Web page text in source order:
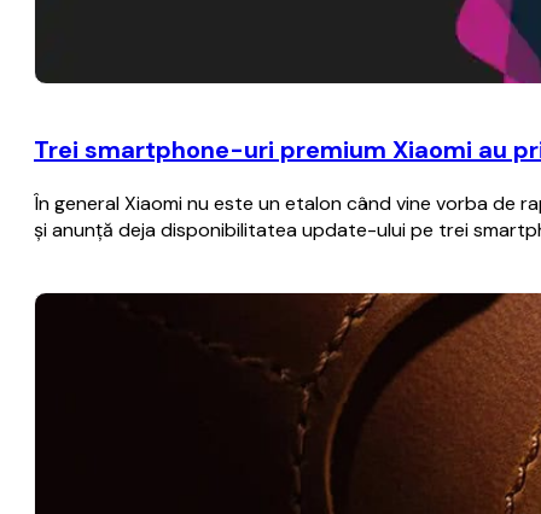
Trei smartphone-uri premium Xiaomi au
În general Xiaomi nu este un etalon când vine vorba de
şi anunţă deja disponibilitatea update-ului pe trei